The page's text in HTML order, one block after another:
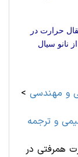
حرارت در
نانو سیال
و مهندسی >
و ترجمه
همرفتی در